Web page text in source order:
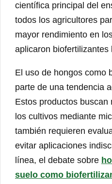
científica principal del
todos los agricultores
mayor rendimiento en
aplicaron
El uso de hongos como
parte de una tendencia
Estos productos
los cultivos mediante
también requieren
evitar aplicaciones
línea, el debate sobre
suelo como